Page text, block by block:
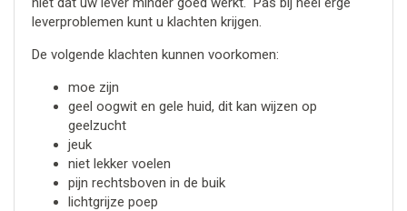
leverproblemen kunt u klachten krijgen.
De volgende klachten kunnen voorkomen:
moe zijn
geel oogwit en gele huid, dit kan wijzen op
geelzucht
jeuk
niet lekker voelen
pijn rechtsboven in de buik
lichtgrijze poep